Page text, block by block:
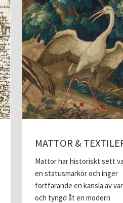
MATTOR &
Mattor har historiskt sett
en statusmarkör och inger
fortfarande en känsla av
och tyngd åt en modern